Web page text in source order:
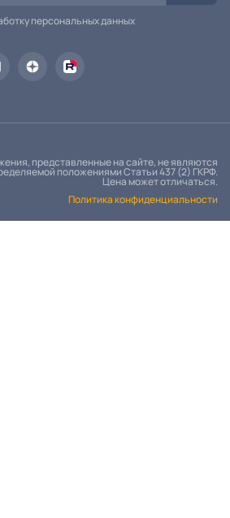
персональных данных
представленные на сайте, не являются
положениями Статьи 437 (2) ГКРФ.
Цена может отличаться.
Политика конфиденциальности